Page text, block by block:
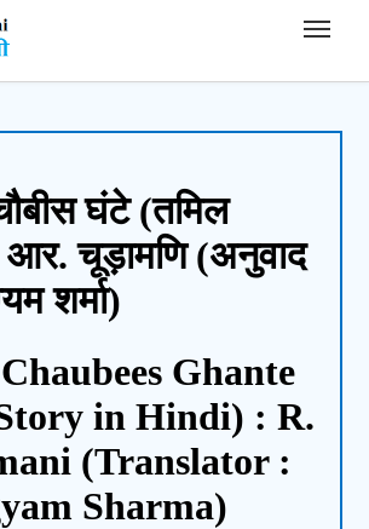
घंटे (तमिल
आर. चूड़ामणि (अनुवाद
शर्मा)
Ghante
in Hindi) : R.
(Translator :
Sharma)